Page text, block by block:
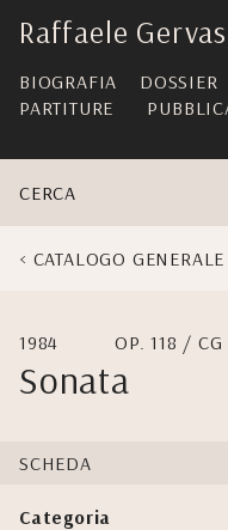
navigation
Raffaele
BIOGRAFIA DOSSIER
PARTITURE
CERCA
CATALOGO
1984 OP. 118 / CG
Sonata
SCHEDA
Categoria